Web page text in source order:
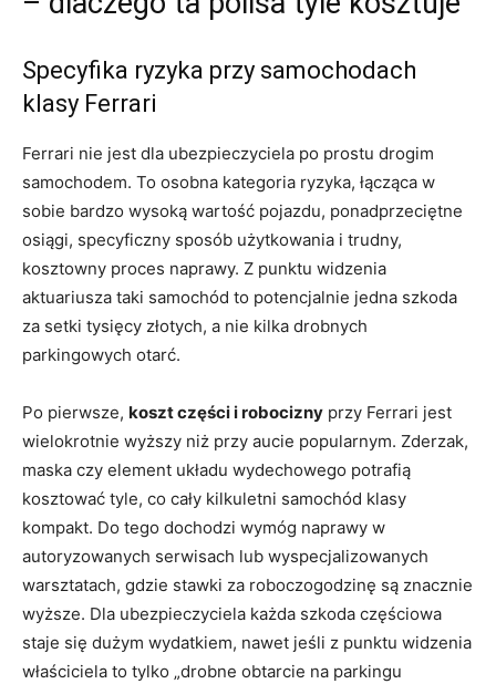
Specyfika ryzyka przy samochodach
klasy Ferrari
Ferrari nie jest dla ubezpieczyciela po prostu drogim
samochodem. To osobna kategoria ryzyka, łącząca w
sobie bardzo wysoką wartość pojazdu, ponadprzeciętne
osiągi, specyficzny sposób użytkowania i trudny,
kosztowny proces naprawy. Z punktu widzenia
aktuariusza taki samochód to potencjalnie jedna szkoda
za setki tysięcy złotych, a nie kilka drobnych
parkingowych otarć.
Po pierwsze, koszt części i robocizny przy Ferrari jest
wielokrotnie wyższy niż przy aucie popularnym. Zderzak,
maska czy element układu wydechowego potrafią
kosztować tyle, co cały kilkuletni samochód klasy
kompakt. Do tego dochodzi wymóg naprawy w
autoryzowanych serwisach lub wyspecjalizowanych
warsztatach, gdzie stawki za roboczogodzinę są znacznie
wyższe. Dla ubezpieczyciela każda szkoda częściowa
staje się dużym wydatkiem, nawet jeśli z punktu widzenia
właściciela to tylko „drobne obtarcie na parkingu